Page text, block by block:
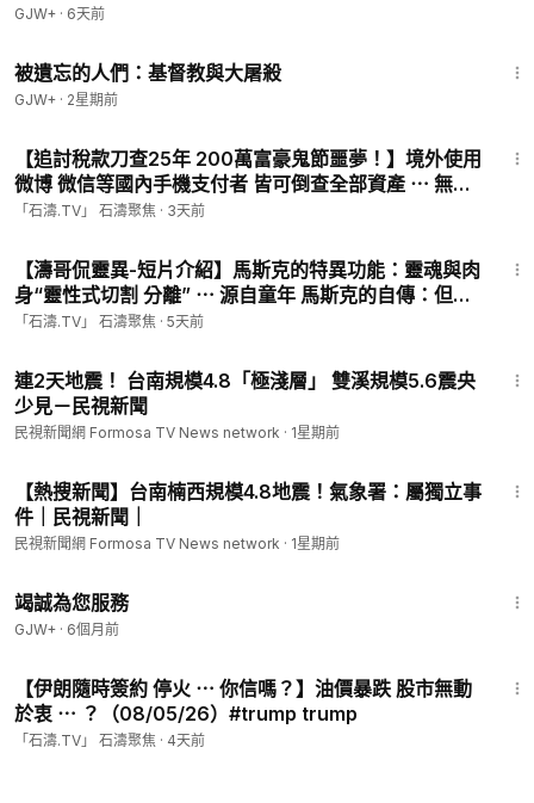
GJW+ · 6天前
被遺忘的人們：基督教與大屠殺
GJW+ · 2星期前
【追討稅款刀查25年 200萬富豪鬼節噩夢！】境外使用
微博 微信等國內手機支付者 皆可倒查全部資產 ⋯ 無論
多少 只論習近平需要！（08/06/26）
「石濤.TV」 石濤聚焦 · 3天前
【濤哥侃靈異-短片介紹】馬斯克的特異功能：靈魂與肉
身“靈性式切割 分離” ⋯ 源自童年 馬斯克的自傳：但為
什麼他自己不清楚？（08/04/26）
「石濤.TV」 石濤聚焦 · 5天前
連2天地震！ 台南規模4.8「極淺層」 雙溪規模5.6震央
少見－民視新聞
民視新聞網 Formosa TV News network · 1星期前
【熱搜新聞】台南楠西規模4.8地震！氣象署：屬獨立事
件｜民視新聞｜
民視新聞網 Formosa TV News network · 1星期前
竭誠為您服務
GJW+ · 6個月前
【伊朗隨時簽約 停火 ⋯ 你信嗎？】油價暴跌 股市無動
於衷 ⋯ ？（08/05/26）#trump trump
「石濤.TV」 石濤聚焦 · 4天前